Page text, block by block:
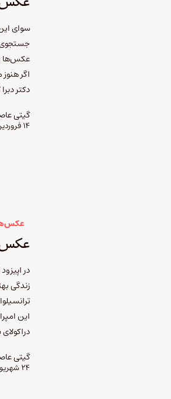
سوای
جستجوی
عکس‌ها و
اگر
دکتر
گیتی
۱۴ فروردین ۱۴۰۰
در
زندگی
این
گیتی
۲۴ شهریور ۱۳۹۹